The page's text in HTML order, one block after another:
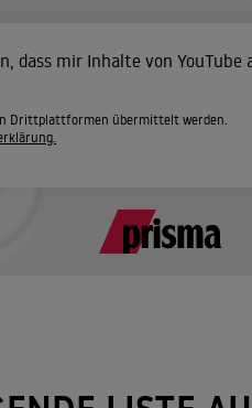
dass mir Inhalte von YouTube
Drittplattformen übermittelt werden.